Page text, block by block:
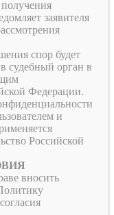
заявителя
спор будет
судебный орган в
Федерации.
и
Российской
вносить